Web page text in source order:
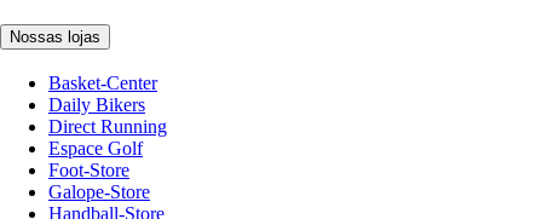
Nossas lojas
Basket-Center
Daily Bikers
Direct Running
Espace Golf
Foot-Store
Galope-Store
Handball-Store